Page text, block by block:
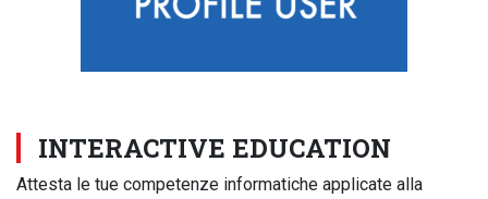
INTERACTIVE EDUCATION
Attesta le tue competenze informatiche applicate alla